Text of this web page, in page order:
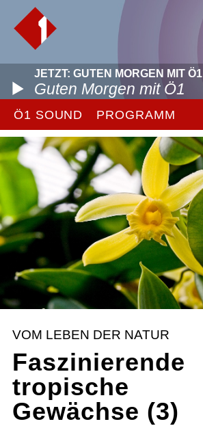
JETZT: GUTEN MORGEN MIT Ö1
Guten Morgen mit Ö1
Ö1 SOUND PROGRAMM
VOM LEBEN DER NATUR
Faszinierende
tropische
Gewächse (3)